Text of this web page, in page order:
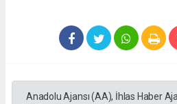
Anadolu Ajansı (AA), İhlas Haber